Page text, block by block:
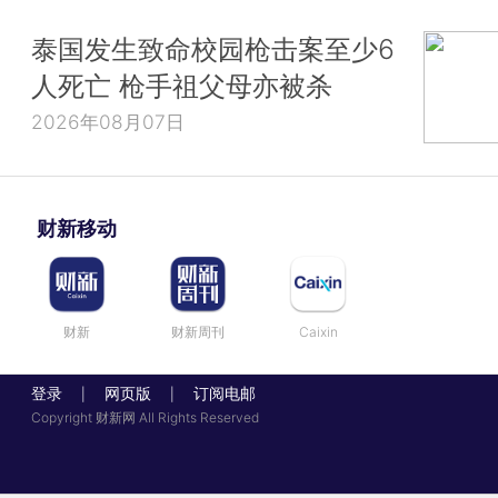
泰国发生致命校园枪击案至少6
人死亡 枪手祖父母亦被杀
2026年08月07日
财新移动
财新 财新周刊 Caixin
登录 网页版 订阅电邮
Copyright 财新网 All Rights Reserved